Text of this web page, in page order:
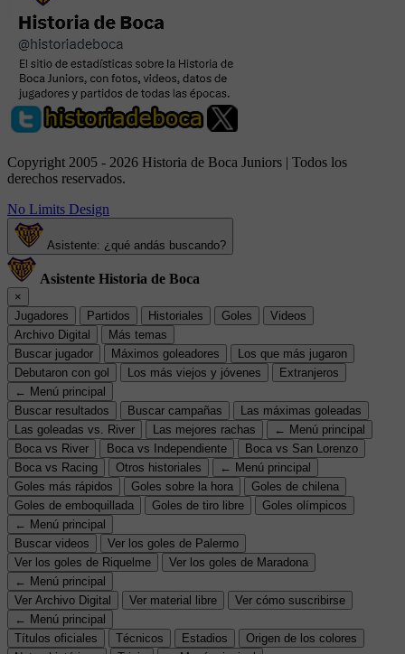
Copyright 2005 - 2026 Historia de Boca Juniors | Todos los
derechos reservados.
No Limits Design
Asistente: ¿qué andás buscando?
Asistente Historia de Boca
×
Jugadores
Partidos Historiales Goles
Videos
Archivo Digital
Más temas
Buscar jugador
Máximos goleadores
Los que más jugaron
Debutaron con gol
Los más viejos y jóvenes
Extranjeros
← Menú principal
Buscar resultados
Buscar campañas
Las máximas goleadas
Las goleadas vs. River
Las mejores rachas
← Menú principal
Boca vs River
Boca vs Independiente
Boca vs San Lorenzo
Boca vs Racing
Otros historiales
← Menú principal
Goles más rápidos
Goles sobre la hora
Goles de chilena
Goles de emboquillada
Goles de tiro libre
Goles olímpicos
← Menú principal
Buscar videos
Ver los goles de Palermo
Ver los goles de Riquelme
Ver los goles de Maradona
← Menú principal
Ver Archivo Digital
Ver material libre
Ver cómo suscribirse
← Menú principal
Títulos oficiales
Técnicos Estadios
Origen de los colores